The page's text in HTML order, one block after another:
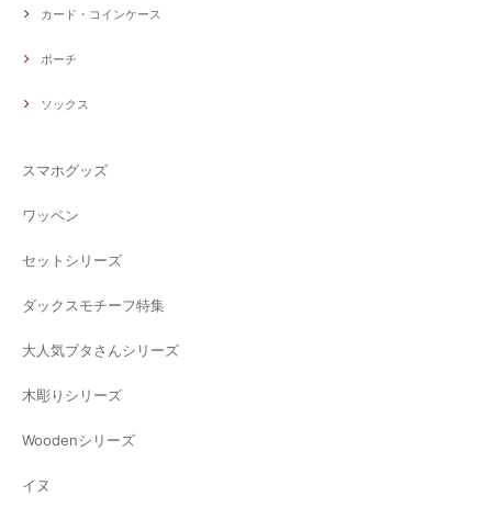
カード・コインケース
ポーチ
ソックス
スマホグッズ
ワッペン
セットシリーズ
ダックスモチーフ特集
大人気ブタさんシリーズ
木彫りシリーズ
Woodenシリーズ
イヌ